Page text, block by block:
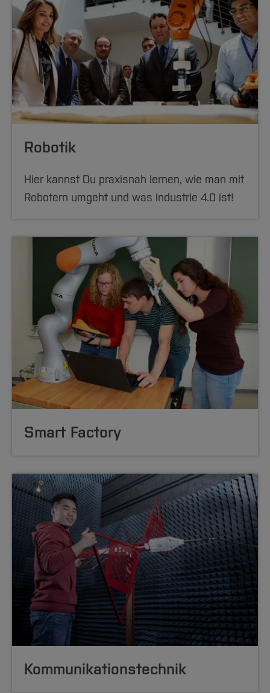
Robotik
Hier kannst Du praxisnah lernen, wie man mit
Robotern umgeht und was Industrie 4.0 ist!
Smart Factory
Kommunikationstechnik